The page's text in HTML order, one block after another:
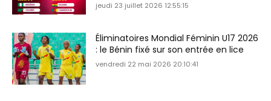
jeudi 23 juillet 2026 12:55:15
Éliminatoires Mondial Féminin U17 2026
: le Bénin fixé sur son entrée en lice
vendredi 22 mai 2026 20:10:41